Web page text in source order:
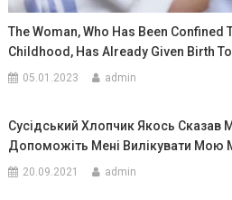
The Woman, Who Has Been Confined
Childhood, Has Already Given Birth
05.01.2023 admin
Сусідський Хлопчик Якось Сказав
Допоможіть Мені Вилікувати Мою
20.09.2021 admin